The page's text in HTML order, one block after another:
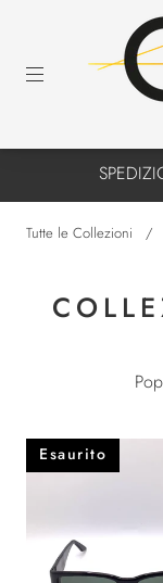
Tutte le Collezioni /
Esaurito